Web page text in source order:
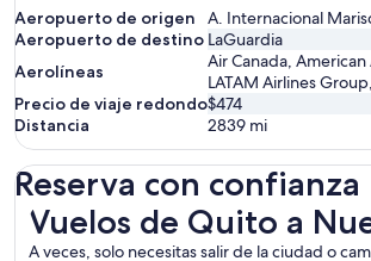
Aeropuerto de origen
A. Internacional
Aeropuerto de destino LaGuardia
Aerolíneas
Air Canada,
LATAM Airlines
Precio de viaje redondo$474
Distancia
2839 mi
Reserva con confianza
Vuelos de Quito a
A veces, solo necesitas salir de la ciudad o
Vuelos de Quito a Nueva York